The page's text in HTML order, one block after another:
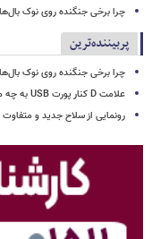
چرا برخی جنگنده روی نوک
پربیننده‌ترین
چرا برخی جنگنده روی نوک
علامت D کنار پورت USB به چه معنایی است؟
رونمایی از سلاح جدید و